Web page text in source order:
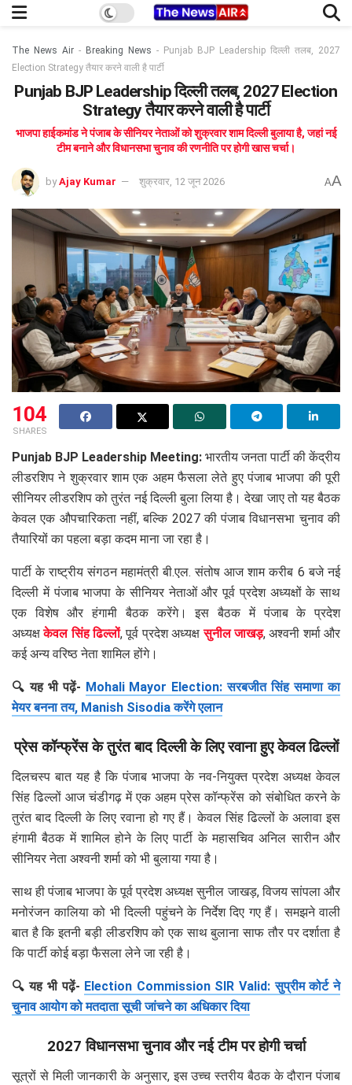
The News Air - Breaking News - Punjab BJP Leadership दिल्ली तलब, 2027
Election Strategy तैयार करने वाली है पार्टी
Punjab BJP Leadership दिल्ली तलब, 2027 Election
Strategy तैयार करने वाली है पार्टी
भाजपा हाईकमांड ने पंजाब के सीनियर नेताओं को शुक्रवार शाम दिल्ली बुलाया है, जहां नई
टीम बनाने और विधानसभा चुनाव की रणनीति पर होगी खास चर्चा।
by Ajay Kumar शुक्रवार, 12 जून 2026 AA
104
SHARES
Punjab BJP Leadership Meeting: भारतीय जनता पार्टी की केंद्रीय
लीडरशिप ने शुक्रवार शाम एक अहम फैसला लेते हुए पंजाब भाजपा की पूरी
सीनियर लीडरशिप को तुरंत नई दिल्ली बुला लिया है। देखा जाए तो यह बैठक
केवल एक औपचारिकता नहीं, बल्कि 2027 की पंजाब विधानसभा चुनाव की
तैयारियों का पहला बड़ा कदम माना जा रहा है।
पार्टी के राष्ट्रीय संगठन महामंत्री बी.एल. संतोष आज शाम करीब 6 बजे नई
दिल्ली में पंजाब भाजपा के सीनियर नेताओं और पूर्व प्रदेश अध्यक्षों के साथ
एक विशेष और हंगामी बैठक करेंगे। इस बैठक में पंजाब के प्रदेश
अध्यक्षकेवल सिंह ढिल्लों, पूर्व प्रदेश अध्यक्षसुनील जाखड़, अश्वनी शर्मा और
कई अन्य वरिष्ठ नेता शामिल होंगे।
🔍 यह भी पढ़ें- Mohali Mayor Election: सरबजीत सिंह समाणा का
मेयर बनना तय, Manish Sisodia करेंगे एलान
प्रेस कॉन्फ्रेंस के तुरंत बाद दिल्ली के लिए रवाना हुए केवल ढिल्लों
दिलचस्प बात यह है कि पंजाब भाजपा के नव-नियुक्त प्रदेश अध्यक्ष केवल
सिंह ढिल्लों आज चंडीगढ़ में एक अहम प्रेस कॉन्फ्रेंस को संबोधित करने के
तुरंत बाद दिल्ली के लिए रवाना हो गए हैं। केवल सिंह ढिल्लों के अलावा इस
हंगामी बैठक में शामिल होने के लिए पार्टी के महासचिव अनिल सारीन और
सीनियर नेता अश्वनी शर्मा को भी बुलाया गया है।
साथ ही पंजाब भाजपा के पूर्व प्रदेश अध्यक्ष सुनील जाखड़, विजय सांपला और
मनोरंजन कालिया को भी दिल्ली पहुंचने के निर्देश दिए गए हैं। समझने वाली
बात है कि इतनी बड़ी लीडरशिप को एक साथ बुलाना साफ तौर पर दर्शाता है
कि पार्टी कोई बड़ा फैसला लेने जा रही है।
🔍 यह भी पढ़ें- Election Commission SIR Valid: सुप्रीम कोर्ट ने
चुनाव आयोग को मतदाता सूची जांचने का अधिकार दिया
2027 विधानसभा चुनाव और नई टीम पर होगी चर्चा
सूत्रों से मिली जानकारी के अनुसार, इस उच्च स्तरीय बैठक के दौरान पंजाब